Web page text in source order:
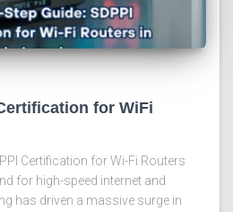
for WiFi
Certification for Wi-Fi Routers
for high-speed internet and
has driven a massive surge in